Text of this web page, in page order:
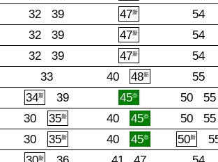
32 39 47新
54
32 39 47新
54
32 39 47新
54
33 40 48新
55
34新 39 45奈 50
55
30 35新 40 45奈 50
55
30 35新 40 45奈 50新
新